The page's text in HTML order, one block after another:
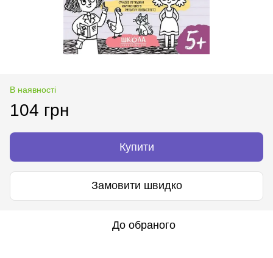
В наявності
104 грн
Купити
Замовити швидко
До обраного